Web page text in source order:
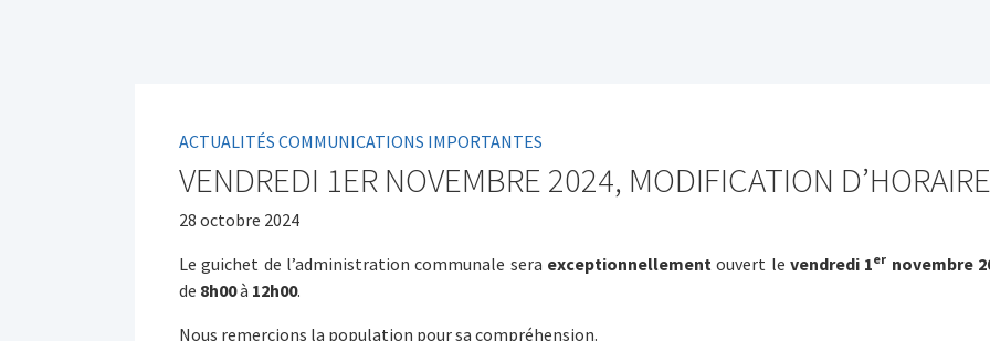
ACTUALITÉS COMMUNICATIONS IMPORTANTES
VENDREDI 1ER NOVEMBRE 2024, MODIFICATION D’HORAIRE
28 octobre 2024
Le guichet de l’administration communale sera exceptionnellement ouvert le vendredi 1er novembre
de 8h00à 12h00.
Nous remercions la population pour sa compréhension.